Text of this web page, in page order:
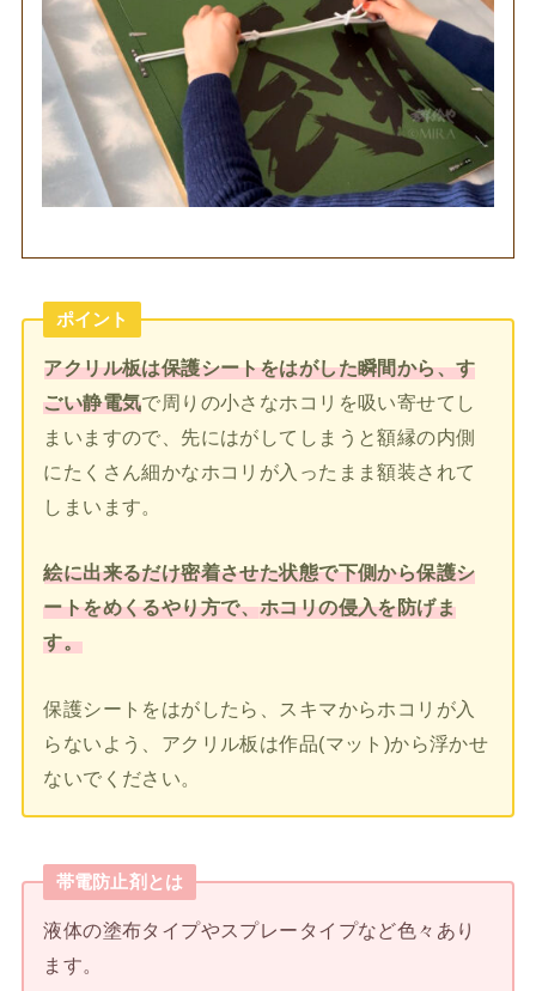
ポイント
アクリル板は保護シートをはがした瞬間から、す
ごい静電気で周りの小さなホコリを吸い寄せてし
まいますので、先にはがしてしまうと額縁の内側
にたくさん細かなホコリが入ったまま額装されて
しまいます。
絵に出来るだけ密着させた状態で下側から保護シ
ートをめくるやり方で、ホコリの侵入を防げま
す。
保護シートをはがしたら、スキマからホコリが入
らないよう、アクリル板は作品(マット)から浮かせ
ないでください。
帯電防止剤とは
液体の塗布タイプやスプレータイプなど色々あり
ます。